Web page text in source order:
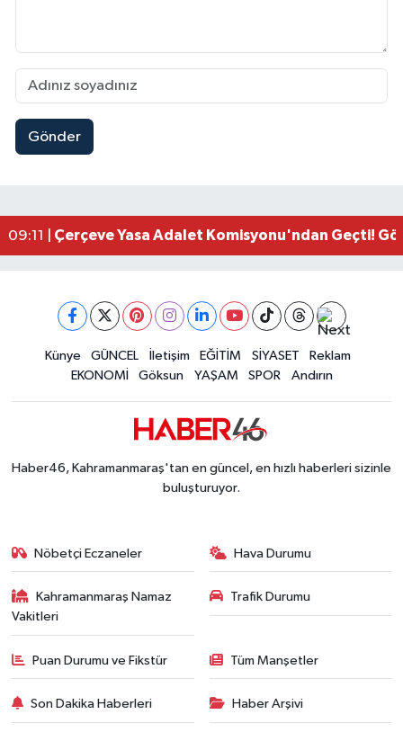
Gönder
17:19 |Kahramanmaraşlı İşçi Adana'daki Tünel
09:11 | Çerçeve Yasa Adalet Komisyonu'ndan Geçti!
09:04 |Kahramanmaraş'taki Okul Saldırısı TBMM
Kahramanmaraş'ta Pusula Maraş Eğitim
Kahramanmaraş'ta Tarım İçin Su Seferberliği
20:02 |Kahramanmaraş'ta 5 Kilometrelik Yolda Sıcak
Künye GÜNCEL İletişim EĞİTİM SİYASET
Reklam
EKONOMİ
Göksun YAŞAM SPOR Andırın
Haber46, Kahramanmaraş'tan en güncel, en hızlı haberleri sizinle
buluşturuyor.
Nöbetçi Eczaneler Hava Durumu
Kahramanmaraş Namaz
Vakitleri
Trafik Durumu
Puan Durumu ve Fikstür Tüm Manşetler
Son Dakika Haberleri Haber Arşivi